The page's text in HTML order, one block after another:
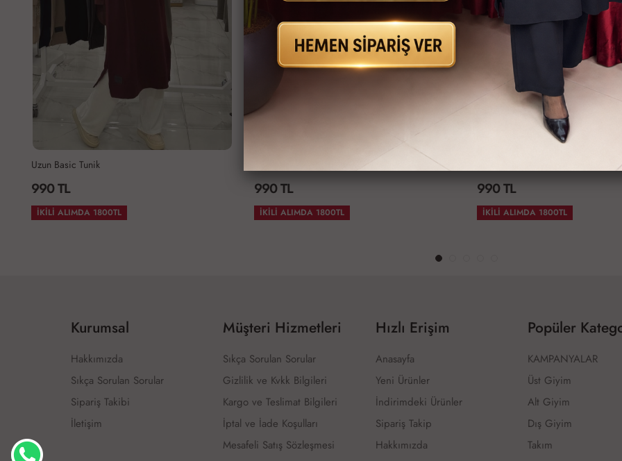
Uzun Basic Tunik
990 TL
İKİLİ ALIMDA 1800TL
990 TL
İKİLİ ALIMDA 1800TL
990 TL
İKİLİ ALIMDA 1800TL
Kurumsal
Hakkımızda
Sıkça Sorulan Sorular
Sipariş Takibi
İletişim
Müşteri Hizmetleri
Sıkça Sorulan Sorular
Gizlilik ve Kvkk Bilgileri
Kargo ve Teslimat Bilgileri
İptal ve İade Koşulları
Mesafeli Satış Sözleşmesi
Hızlı Erişim
Anasayfa
Yeni Ürünler
İndirimdeki Ürünler
Sipariş Takip
Hakkımızda
Popüler
KAMPANYALAR
Üst Giyim
Alt Giyim
Dış Giyim
Takım